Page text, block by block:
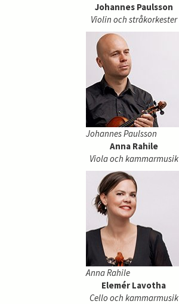
Johannes Paulsson
Violin och stråkorkester
Johannes Paulsson
Anna Rahile
Viola och kammarmusik
Anna Rahile
Elemér Lavotha
Cello och kammarmusik